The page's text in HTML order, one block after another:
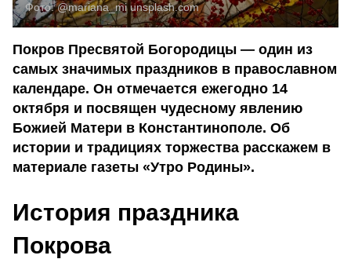
Фото:@mariana_miunsplash.com
Покров Пресвятой Богородицы — один из
самых значимых праздников в православном
календаре. Он отмечается ежегодно 14
октября и посвящен чудесному явлению
Божией Матери в Константинополе. Об
истории и традициях торжества расскажем в
материале газеты «Утро Родины».
История праздника
Покрова